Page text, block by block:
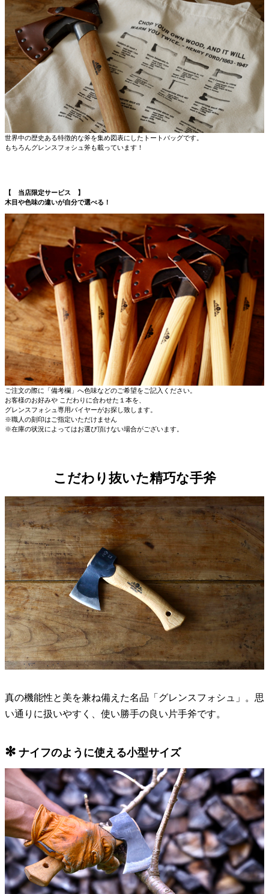
世界中の歴史ある特徴的な斧を集め図表にしたトートバッグです。
もちろんグレンスフォシュ斧も載っています！
【 当店限定サービス 】
木目や色味の違いが自分で選べる！
ご注文の際に「備考欄」へ色味などのご希望をご記入ください。
お客様のお好みや こだわりに合わせた１本を、
グレンスフォシュ専用バイヤーがお探し致します。
※職人の刻印はご指定いただけません
※在庫の状況によってはお選び頂けない場合がございます。
こだわり抜いた精巧な手斧
真の機能性と美を兼ね備えた名品「グレンスフォシュ」。思
い通りに扱いやすく、使い勝手の良い片手斧です。
✻ ナイフのように使える小型サイズ